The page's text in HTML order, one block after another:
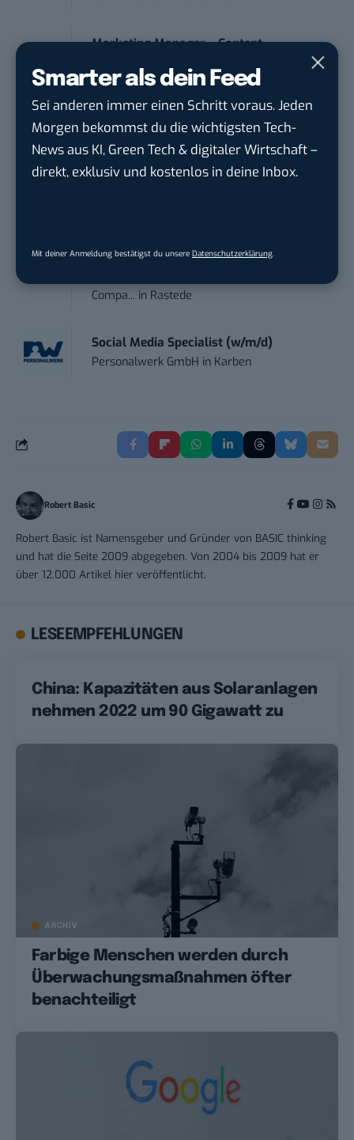
Smarter als dein Feed
Sei anderen immer einen Schritt voraus. Jeden
Morgen bekommst du die wichtigsten Tech-
News aus KI, Green Tech & digitaler Wirtschaft –
direkt, exklusiv und kostenlos in deine Inbox.
Mit deiner Anmeldung bestätigst du unsere Datenschutzerklärung
Marketing Manager – Content
Acura Fachklinik GmbHinAlbstadt
Content Marketing Specialist Product &
Te...
Ferdinand Bilstein GmbH & Co. KGin
(m/w/d)
Compa... in Rastede
Social Media Specialist (w/m/d)
Personalwerk GmbH in Karben
Robert Basic
Robert Basic ist Namensgeber und Gründer von BASIC thinking
und hat die Seite 2009 abgegeben. Von 2004 bis 2009 hat er
über 12.000 Artikel hier veröffentlicht.
LESEEMPFEHLUNGEN
China: Kapazitäten aus Solaranlagen
nehmen 2022 um 90 Gigawatt zu
ARCHIV
Farbige Menschen werden durch
Überwachungsmaßnahmen öfter
benachteiligt